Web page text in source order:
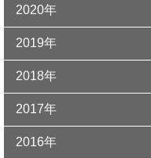
2020年
2019年
2018年
2017年
2016年